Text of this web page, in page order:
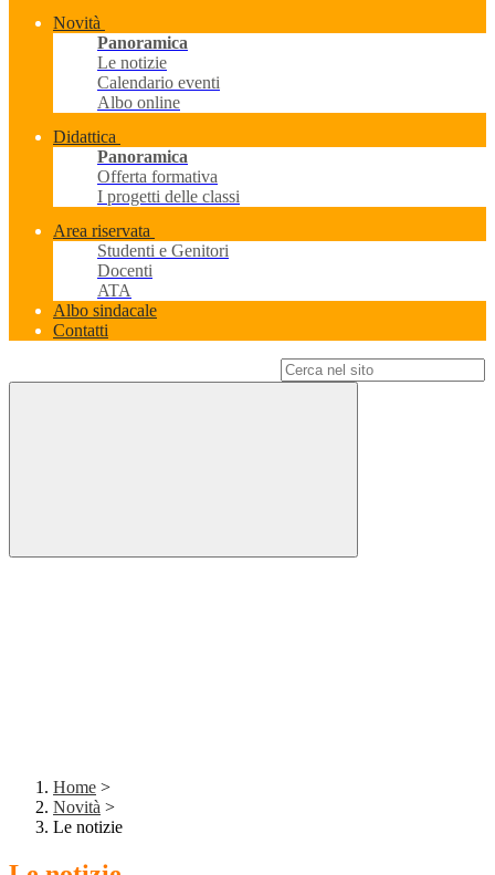
Novità
Panoramica
Le notizie
Calendario eventi
Albo online
Didattica
Panoramica
Offerta formativa
I progetti delle classi
Area riservata
Studenti e Genitori
Docenti
ATA
Albo sindacale
Contatti
Home >
Novità >
Le notizie